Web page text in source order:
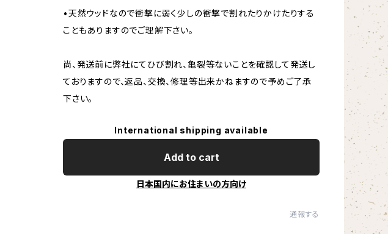
•天然ウッドなので衝撃に弱く少しの衝撃で割れたりかけたりする
こともありますのでご理解下さい。
尚、発送前に弊社にてひび割れ、亀裂等ないことを確認して発送し
ておりますので、返品、交換、修理等出来かねますので予めご了承
下さい。
International shipping available
Add to cart
日本国内にお住まいの方向け
通報する